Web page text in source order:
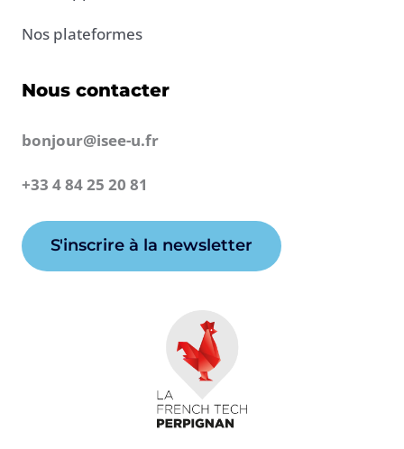
Nos plateformes
Nous contacter
bonjour@isee-u.fr
+33 4 84 25 20 81
S'inscrire à la newsletter